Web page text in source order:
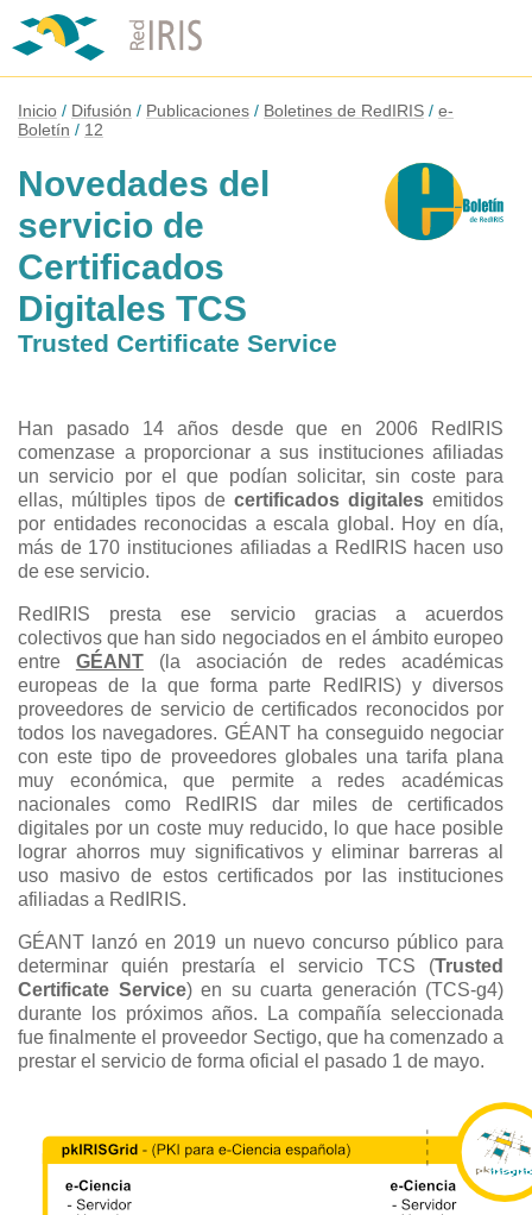
Inicio Difusión Publicaciones Boletines de RedIRIS
e-
Boletín
12
Novedades del
servicio de
Certificados
Digitales TCS
Trusted Certificate Service
Han pasado 14 años desde que en 2006 RedIRIS
comenzase a proporcionar a sus instituciones afiliadas
un servicio por el que podían solicitar, sin coste para
ellas, múltiples tipos de certificados digitales emitidos
por entidades reconocidas a escala global. Hoy en día,
más de 170 instituciones afiliadas a RedIRIS hacen uso
de ese servicio.
RedIRIS presta ese servicio gracias a acuerdos
colectivos que han sido negociados en el ámbito europeo
entre GÉANT(la asociación de redes académicas
europeas de la que forma parte RedIRIS) y diversos
proveedores de servicio de certificados reconocidos por
todos los navegadores. GÉANT ha conseguido negociar
con este tipo de proveedores globales una tarifa plana
muy económica, que permite a redes académicas
nacionales como RedIRIS dar miles de certificados
digitales por un coste muy reducido, lo que hace posible
lograr ahorros muy significativos y eliminar barreras al
uso masivo de estos certificados por las instituciones
afiliadas a RedIRIS.
GÉANT lanzó en 2019 un nuevo concurso público para
determinar quién prestaría el servicio TCS (Trusted
Certificate Service) en su cuarta generación (TCS-g4)
durante los próximos años. La compañía seleccionada
fue finalmente el proveedor Sectigo, que ha comenzado a
prestar el servicio de forma oficial el pasado 1 de mayo.